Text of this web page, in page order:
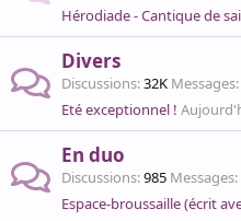
Hérodiade - Cantique de
Divers
Discussions 32K Messages
Eté exceptionnel !
En duo
Discussions 985 Messages
Espace-broussaille (écrit